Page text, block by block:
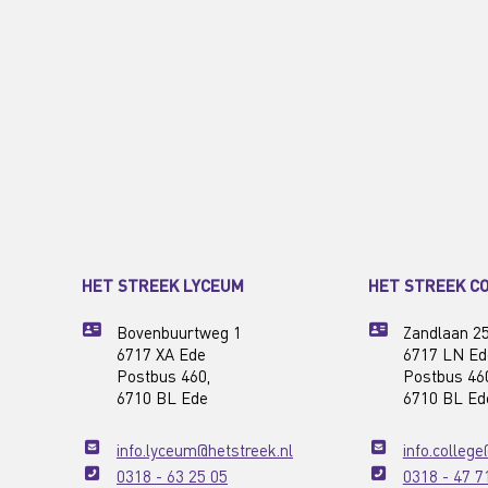
HET STREEK LYCEUM
Bovenbuurtweg 1
6717 XA Ede
Postbus 460,
6710 BL Ede
info.lyceum@hetstreek.nl
0318 - 63 25 05
HET STREEK
Zandlaan
6717 LN
Postbus
6710 BL
0318 - 47